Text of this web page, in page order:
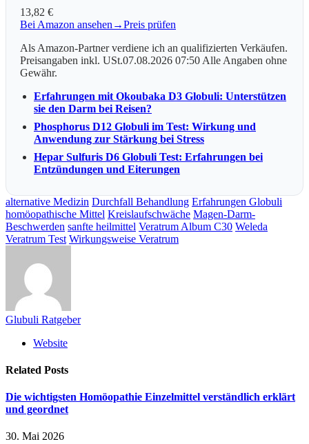
13,82 €
Bei Amazon ansehen →Preis prüfen
Als Amazon-Partner verdiene ich an qualifizierten Verkäufen.
Preisangaben inkl. USt.07.08.2026 07:50 Alle Angaben ohne
Gewähr.
Erfahrungen mit Okoubaka D3 Globuli: Unterstützen
sie den Darm bei Reisen?
Phosphorus D12 Globuli im Test: Wirkung und
Anwendung zur Stärkung bei Stress
Hepar Sulfuris D6 Globuli Test: Erfahrungen bei
Entzündungen und Eiterungen
alternative Medizin Durchfall Behandlung Erfahrungen Globuli
homöopathische Mittel Kreislaufschwäche Magen-Darm-
Beschwerden sanfte heilmittel Veratrum Album C30 Weleda
Veratrum Test Wirkungsweise Veratrum
Glubuli Ratgeber
Website
Related Posts
Die wichtigsten Homöopathie Einzelmittel verständlich erklärt
und geordnet
30. Mai 2026